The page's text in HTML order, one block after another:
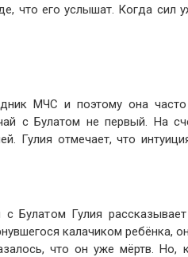
что его услышат. Когда сил
МЧС и поэтому она
с Булатом не первый. На
Гулия отмечает, что
с Булатом Гулия
калачиком ребёнка,
что он уже мёртв. Но,